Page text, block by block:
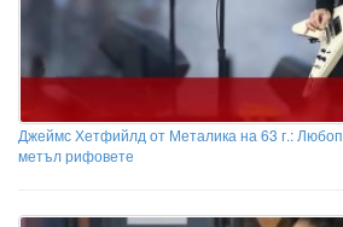
Джеймс Хетфийлд от Металика на 63 г.:
метъл рифовете